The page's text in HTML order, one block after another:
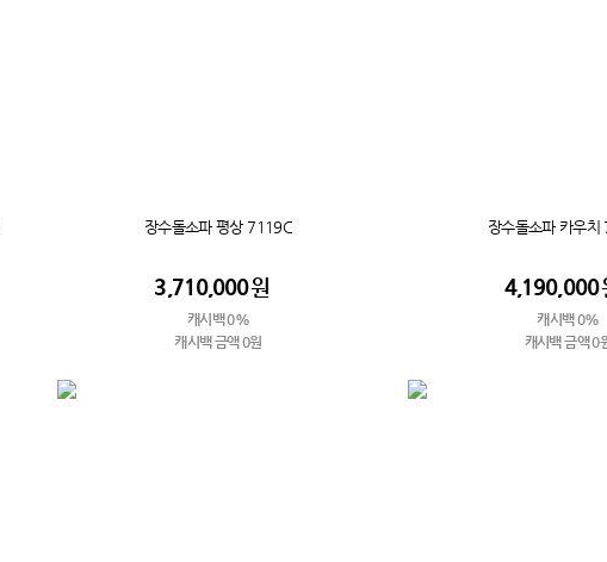
장수돌소파 평상 7119C
3,710,000원
캐시백 0%
캐시백 금액 0원
장수돌소파 카우
4,190,000
캐시백 0%
캐시백 금액 0